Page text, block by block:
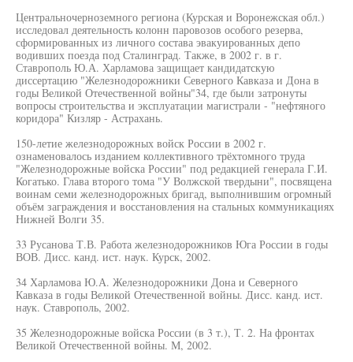
Центральночерноземного региона (Курская и Воронежская обл.)
исследовал деятельность колонн паровозов особого резерва,
сформированных из личного состава эвакуированных депо
водивших поезда под Сталинград. Также, в 2002 г. в г.
Ставрополь Ю.А. Харламова защищает кандидатскую
диссертацию "Железнодорожники Северного Кавказа и Дона в
годы Великой Отечественной войны"34, где были затронуты
вопросы строительства и эксплуатации магистрали - "нефтяного
коридора" Кизляр - Астрахань.
150-летие железнодорожных войск России в 2002 г.
ознаменовалось изданием коллективного трёхтомного труда
"Железнодорожные войска России" под редакцией генерала Г.И.
Когатько. Глава второго тома "У Волжской твердыни", посвящена
воинам семи железнодорожных бригад, выполнившим огромный
объём заграждения и восстановления на стальных коммуникациях
Нижней Волги 35.
33 Русанова Т.В. Работа железнодорожников Юга России в годы
ВОВ. Дисс. канд. ист. наук. Курск, 2002.
34 Харламова Ю.А. Железнодорожники Дона и Северного
Кавказа в годы Великой Отечественной войны. Дисс. канд. ист.
наук. Ставрополь, 2002.
35 Железнодорожные войска России (в 3 т.), Т. 2. На фронтах
Великой Отечественной войны. М, 2002.